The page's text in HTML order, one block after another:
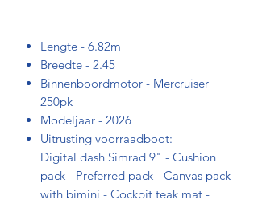
Lengte - 6.82m
Breedte - 2.45
Binnenboordmotor - Mercruiser
250pk
Modeljaar - 2026
Uitrusting voorraadboot:
Digital dash Simrad 9" - Cushion
pack - Preferred pack - Canvas pack
with bimini - Cockpit teak mat -